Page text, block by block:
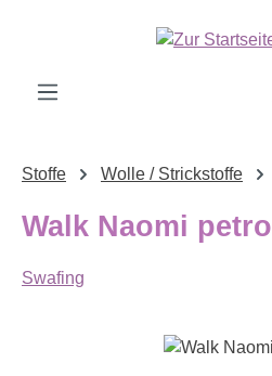
Zum Hauptinhalt springen
Stoffe Wolle / Strickstoffe
Walk Naomi petrol
Swafing
Bildergalerie überspringen